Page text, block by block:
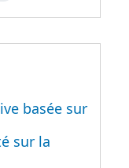
basée sur
sur la